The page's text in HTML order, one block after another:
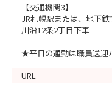
【交通機関3】
JR札幌駅または、地
川沿12条2丁目下
★平日の通勤は職員送迎
URL